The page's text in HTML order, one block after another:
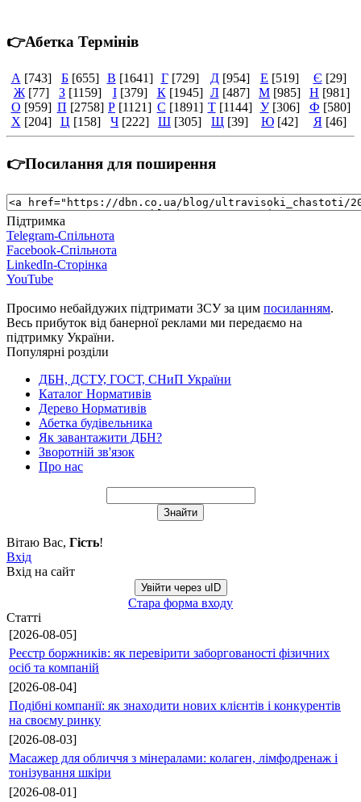
👉Абетка Термінів
А [743] Б [655] В [1641] Г [729] Д [954] Е [519] Є [29]
Ж [77] З [1159] І [379] К [1945] Л [487] М [985] Н [981]
О [959] П [2758] Р [1121] С [1891] Т [1144] У [306] Ф [580]
Х [204] Ц [158] Ч [222] Ш [305] Щ [39] Ю [42] Я [46]
👉Посилання для поширення
Підтримка
Telegram-Спільнота
Facebook-Спільнота
LinkedIn-Сторінка
YouTube
Просимо небайдужих підтримати ЗСУ за цим посиланням.
Весь прибуток від банерної реклами ми передаємо на
підтримку України.
Популярні розділи
ДБН, ДСТУ, ГОСТ, СНиП України
Каталог Нормативів
Дерево Нормативів
Абетка будівельника
Як завантажити ДБН?
Зворотній зв'язок
Про нас
Вітаю Вас, Гість!
Вхід
Вхід на сайт
Увійти через uID
Стара форма входу
Статті
[2026-08-05]
Реєстр боржників: як перевірити заборгованості фізичних
осіб та компаній
[2026-08-04]
Подібні компанії: як знаходити нових клієнтів і конкурентів
на своєму ринку
[2026-08-03]
Масажер для обличчя з мінералами: колаген, лімфодренаж і
тонізування шкіри
[2026-08-01]